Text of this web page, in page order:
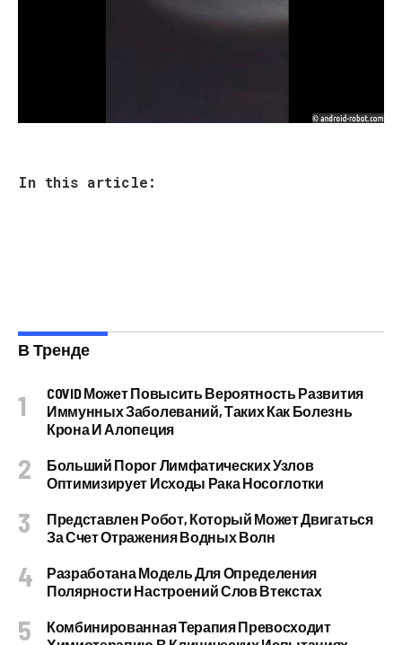
In this article:
В Тренде
COVID Может Повысить Вероятность Развития
Иммунных Заболеваний, Таких Как Болезнь
Крона И Алопеция
Больший Порог Лимфатических Узлов
Оптимизирует Исходы Рака Носоглотки
Представлен Робот, Который Может Двигаться
За Счет Отражения Водных Волн
Разработана Модель Для Определения
Полярности Настроений Слов Втекстах
Комбинированная Терапия Превосходит